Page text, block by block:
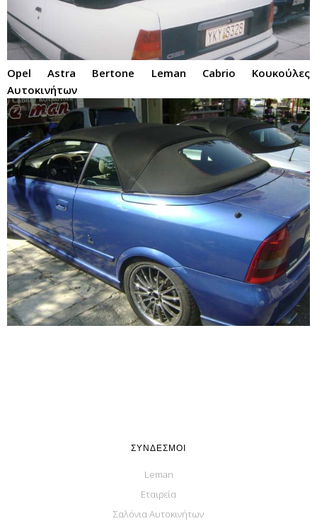
Opel Astra Bertone Leman Cabrio Κουκούλες
Αυτοκινήτων
ΣΎΝΔΕΣΜΟΙ
Leman
Εταιρεία
Σαλόνια Αυτοκινήτων